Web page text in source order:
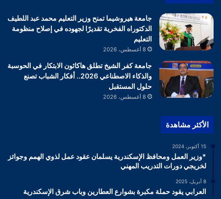
جامعة هيروشيما تمنح وزير التعليم محمد عبد اللطيف
الدكتوراه الفخرية تقديرًا لجهوده في إصلاح منظومة
التعليم
8 أغسطس، 2026
جامعة كفر الشيخ تطلق هاكاثون الابتكار في الحوسبة
والذكاء الاصطناعي 2026.. أفكار الشباب تصنع
حلول المستقبل
8 أغسطس، 2026
الأكثر مشاهدة
15 أكتوبر، 2024
*وزير العمل ومحافظ الإسكندرية يسلمان عقود عمل لذوي الهمم وجوائز
لخريجي دورات التدريب المهني
8 أبريل، 2025
العرابي يقود حملة مكبرة بشوارع العطارين وباب شرق الإسكندرية